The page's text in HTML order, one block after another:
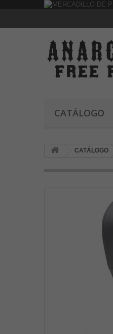
CATÁLOGO
CATÁLOGO